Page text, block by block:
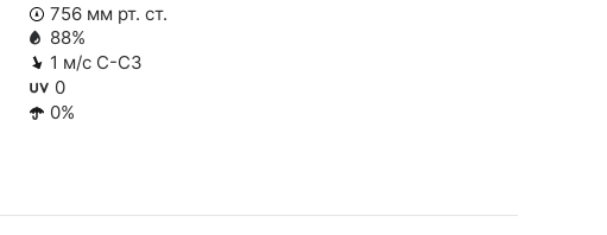
756 мм рт. ст.
88%
1 м/с С-СЗ
0
0%